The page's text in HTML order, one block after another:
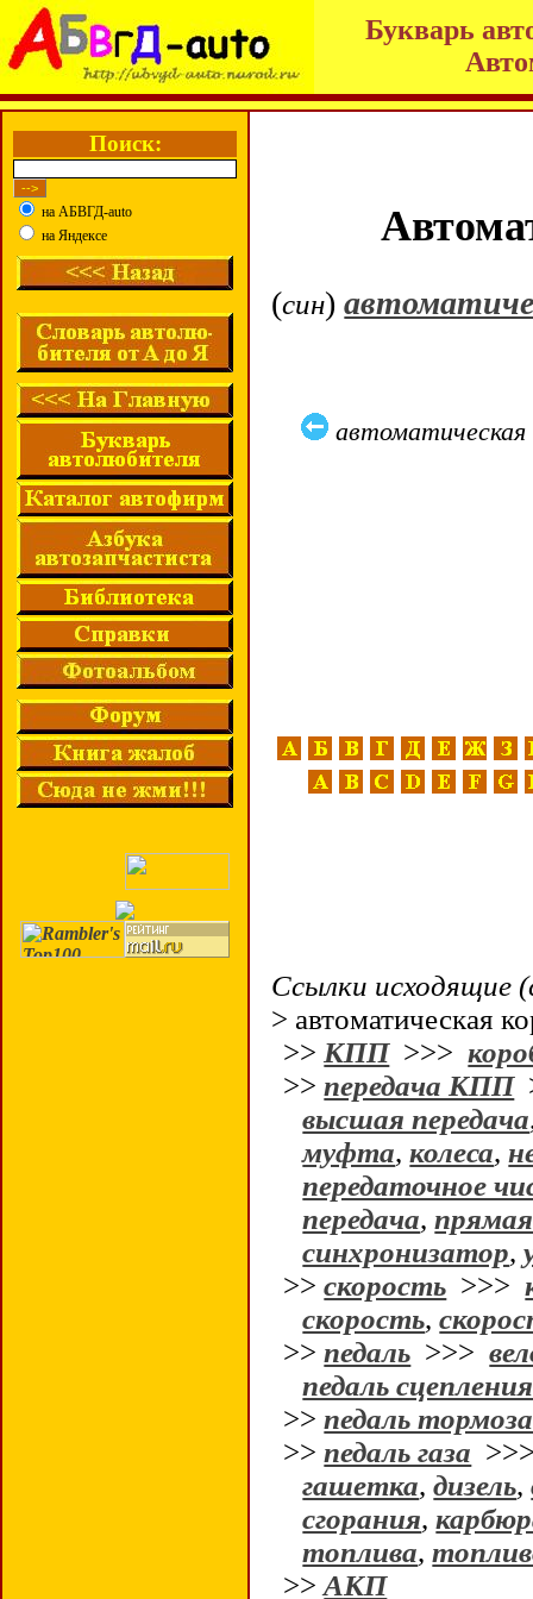
Букварь
Поиск:
на АБВГД-auto
на Яндексе
(син)
Ссылки исходящие
> автоматическая
>> КПП>>>
>>передача КПП
высшая передача
муфта,колеса,
передаточное
передача,
синхронизатор,
>>скорость >>>
скорость,
>>педаль >>>
педаль сцепления
>>педаль тормоза
>>педаль газа
гашетка,дизель,
сгорания,
топлива,
>>АКП